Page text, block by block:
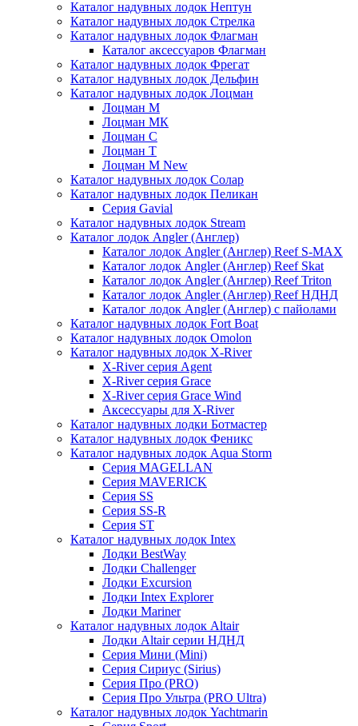
Каталог надувных лодок Нептун
Каталог надувных лодок Стрелка
Каталог надувных лодок Флагман
Каталог аксессуаров Флагман
Каталог надувных лодок Фрегат
Каталог надувных лодок Дельфин
Каталог надувных лодок Лоцман
Лоцман М
Лоцман МК
Лоцман С
Лоцман Т
Лоцман М New
Каталог надувных лодок Солар
Каталог надувных лодок Пеликан
Серия Gavial
Каталог надувных лодок Stream
Каталог лодок Angler (Англер)
Каталог лодок Angler (Англер) Reef S-MAX
Каталог лодок Angler (Англер) Reef Skat
Каталог лодок Angler (Англер) Reef Triton
Каталог лодок Angler (Англер) Reef НДНД
Каталог лодок Angler (Англер) с пайолами
Каталог надувных лодок Fort Boat
Каталог надувных лодок Omolon
Каталог надувных лодок X-River
X-River серия Agent
X-River серия Grace
X-River серия Grace Wind
Аксессуары для X-River
Каталог надувных лодки Ботмастер
Каталог надувных лодок Феникc
Каталог надувных лодок Aqua Storm
Серия MAGELLAN
Серия MAVERICK
Серия SS
Серия SS-R
Серия ST
Каталог надувных лодок Intex
Лодки BestWay
Лодки Challenger
Лодки Excursion
Лодки Intex Explorer
Лодки Mariner
Каталог надувных лодок Altair
Лодки Altair серии НДНД
Серия Мини (Mini)
Серия Сириус (Sirius)
Серия Про (PRO)
Серия Про Ультра (PRO Ultra)
Каталог надувных лодок Yachtmarin